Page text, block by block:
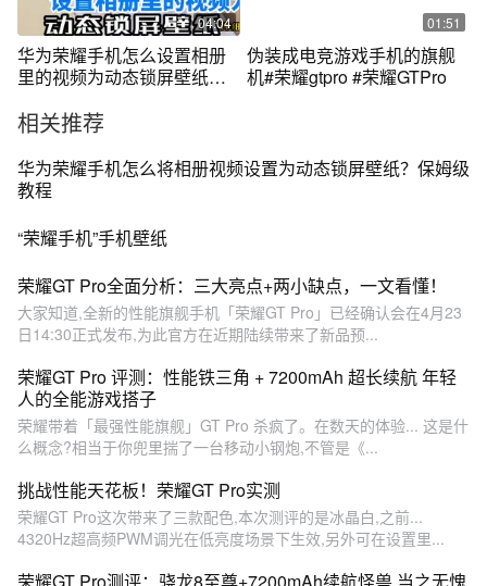
04:04
华为荣耀手机怎么设置相册
里的视频为动态锁屏壁纸，
01:51
伪装成电竞游戏手机的旗舰
机#荣耀gtpro #荣耀GTPro
相关推荐
华为荣耀手机怎么将相册视频设置为动态锁屏壁纸？保姆级
教程
“荣耀手机”手机壁纸
荣耀GT Pro全面分析：三大亮点+两小缺点，一文看懂！
大家知道,全新的性能旗舰手机「荣耀GT Pro」已经确认会在4月23
日14:30正式发布,为此官方在近期陆续带来了新品预...
荣耀GT Pro 评测：性能铁三角 + 7200mAh 超长续航 年轻
人的全能游戏搭子
荣耀带着「最强性能旗舰」GT Pro 杀疯了。在数天的体验... 这是什
么概念?相当于你兜里揣了一台移动小钢炮,不管是《...
挑战性能天花板！荣耀GT Pro实测
荣耀GT Pro这次带来了三款配色,本次测评的是冰晶白,之前...
4320Hz超高频PWM调光在低亮度场景下生效,另外可在设置里...
荣耀GT Pro测评：骁龙8至尊+7200mAh续航怪兽 当之无愧